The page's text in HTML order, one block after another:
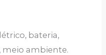
bateria,
meio ambiente.